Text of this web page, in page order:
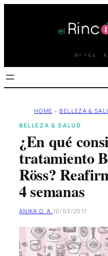
Nº 144 ·
HOME » BELLEZA &
BELLEZA & SALUD
¿En qué
tratamiento
Röss?
4 semanas
ANIKA D. A. 10/03/2017